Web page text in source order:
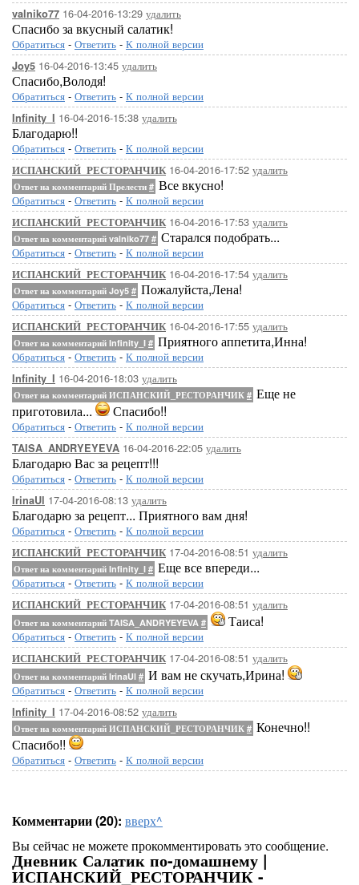
valniko77 16-04-2016-13:29 удалить
Спасибо за вкусный салатик!
Обратиться - Ответить - К полной версии
Joy5 16-04-2016-13:45 удалить
Спасибо,Володя!
Обратиться - Ответить - К полной версии
Infinity_I 16-04-2016-15:38 удалить
Благодарю!!
Обратиться - Ответить - К полной версии
ИСПАНСКИЙ_РЕСТОРАНЧИК16-04-2016-17:52 удалить
Ответ на комментарий Прелести # Все вкусно!
Обратиться - Ответить - К полной версии
ИСПАНСКИЙ_РЕСТОРАНЧИК16-04-2016-17:53 удалить
Ответ на комментарий valniko77 # Старался подобрать...
Обратиться - Ответить - К полной версии
ИСПАНСКИЙ_РЕСТОРАНЧИК16-04-2016-17:54 удалить
Ответ на комментарий Joy5 # Пожалуйста,Лена!
Обратиться - Ответить - К полной версии
ИСПАНСКИЙ_РЕСТОРАНЧИК16-04-2016-17:55 удалить
Ответ на комментарий Infinity_I # Приятного аппетита,Инна!
Обратиться - Ответить - К полной версии
Infinity_I 16-04-2016-18:03 удалить
Ответ на комментарий ИСПАНСКИЙ_РЕСТОРАНЧИК # Еще не
приготовила...
Спасибо!!
Обратиться - Ответить - К полной версии
TAISA_ANDRYEYEVA 16-04-2016-22:05 удалить
Благодарю Вас за рецепт!!!
Обратиться - Ответить - К полной версии
IrinaUl 17-04-2016-08:13 удалить
Благодарю за рецепт... Приятного вам дня!
Обратиться - Ответить - К полной версии
ИСПАНСКИЙ_РЕСТОРАНЧИК17-04-2016-08:51 удалить
Ответ на комментарий Infinity_I # Еще все впереди...
Обратиться - Ответить - К полной версии
ИСПАНСКИЙ_РЕСТОРАНЧИК17-04-2016-08:51 удалить
Ответ на комментарий TAISA_ANDRYEYEVA # Таиса!
Обратиться - Ответить - К полной версии
ИСПАНСКИЙ_РЕСТОРАНЧИК17-04-2016-08:51 удалить
Ответ на комментарий IrinaUl # И вам не скучать,Ирина!
Обратиться - Ответить - К полной версии
Infinity_I 17-04-2016-08:52 удалить
Ответ на комментарий ИСПАНСКИЙ_РЕСТОРАНЧИК # Конечно!!
Спасибо!!
Обратиться - Ответить - К полной версии
Комментарии (20): вверх^
Вы сейчас не можете прокомментировать это сообщение.
Дневник Салатик по-домашнему |
ИСПАНСКИЙ_РЕСТОРАНЧИК -